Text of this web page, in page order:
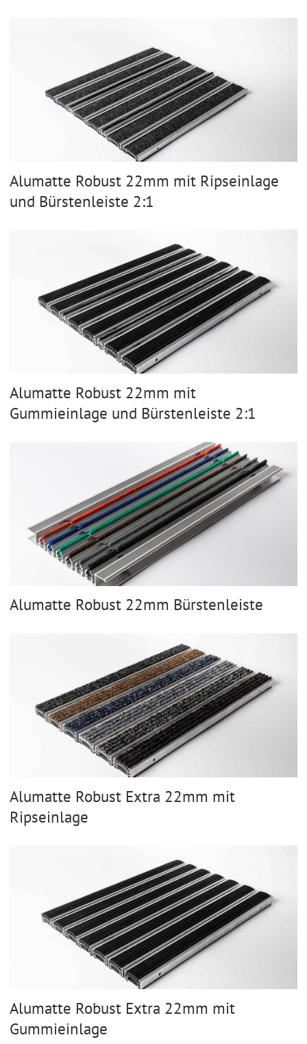
Alumatte Robust 22mm mit Ripseinlage
und Bürstenleiste 2:1
Alumatte Robust 22mm mit
Gummieinlage und Bürstenleiste 2:1
Alumatte Robust 22mm Bürstenleiste
Alumatte Robust Extra 22mm mit
Ripseinlage
Alumatte Robust Extra 22mm mit
Gummieinlage